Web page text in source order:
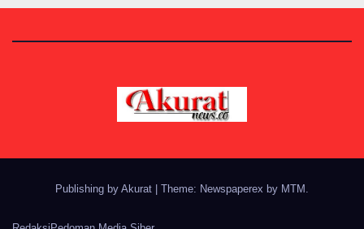
Publishing by Akurat Theme: Newspaperex by MTM